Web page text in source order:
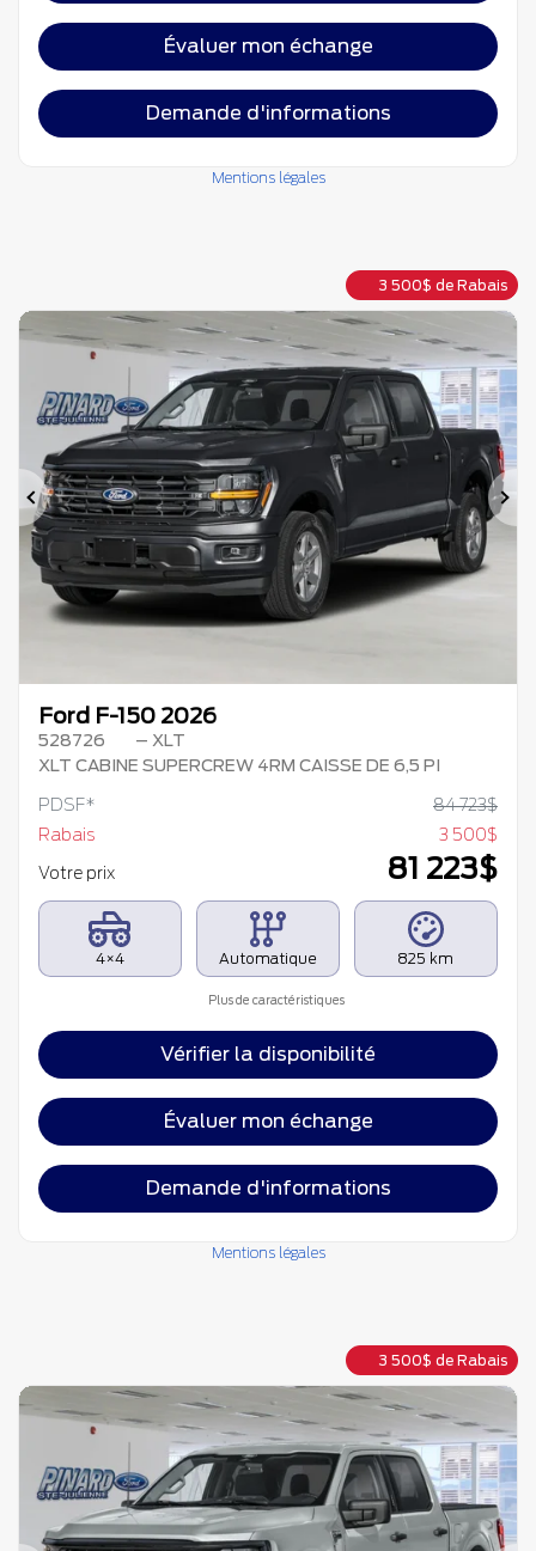
Évaluer mon échange
Demande d'informations
Mentions légales
3 500$ de Rabais
Précédent
Ford F-150 2026
528726
– XLT
XLT CABINE SUPERCREW 4RM CAISSE DE 6,5 PI
PDSF* 84 723$
Rabais
3 500$
Votre prix
81 223$
4×4 Automatique 825 km
Plus de caractéristiques
Vérifier la disponibilité
Évaluer mon échange
Demande d'informations
Mentions légales
3 500$ de Rabais